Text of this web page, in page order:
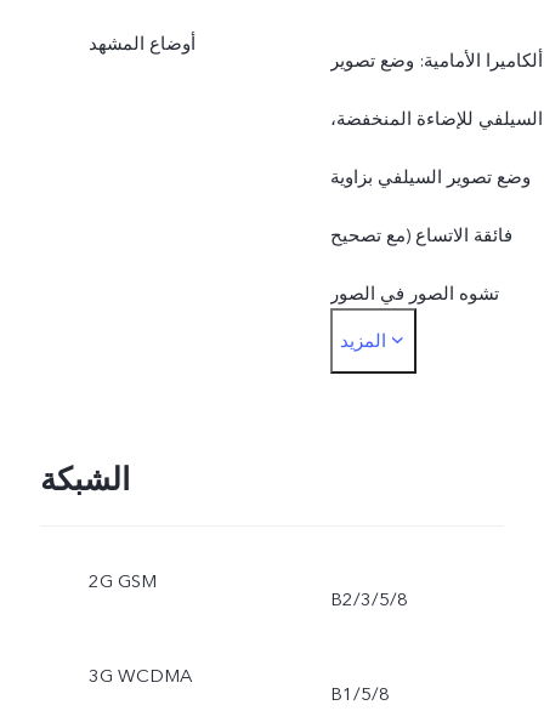
أوضاع المشهد
ألكاميرا الأمامية: وضع تصوير
السيلفي للإضاءة المنخفضة،
وضع تصوير السيلفي بزاوية
فائقة الاتساع (مع تصحيح
تشوه الصور في الصور
البورتريه مع الزاوية فائقة
فني الكاميرا الخلفية: وضع
المزيد
الشبكة
2G GSM
B2/3/5/8
3G WCDMA
B1/5/8